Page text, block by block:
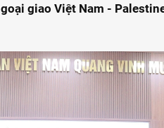
giao Việt Nam -